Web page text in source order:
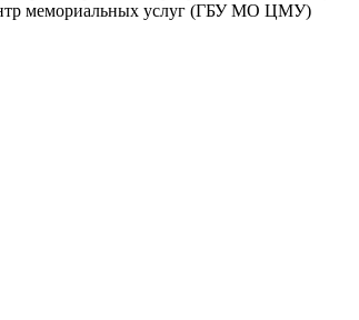
мемориальных услуг (ГБУ МО ЦМУ)